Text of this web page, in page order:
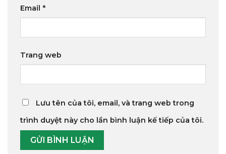
Email *
Trang web
Lưu tên của tôi, email, và trang web trong
trình duyệt này cho lần bình luận kế tiếp của tôi.